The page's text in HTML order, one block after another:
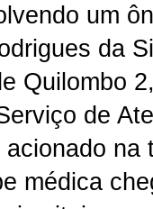
um
da
Quilombo
de
médica